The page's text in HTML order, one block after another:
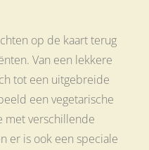
op de kaart terug
Van een lekkere
tot een uitgebreide
een vegetarische
met verschillende
er is ook een speciale